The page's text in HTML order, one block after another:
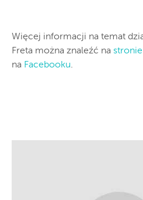
Więcej informacji na temat
Freta można znaleźć na stronie
na Facebooku.